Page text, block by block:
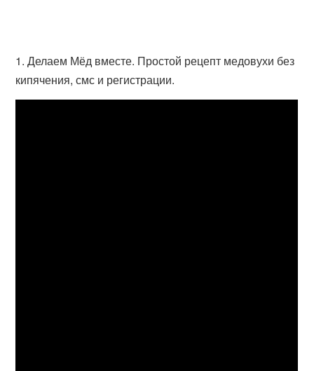
1. Делаем Мёд вместе. Простой рецепт медовухи без
кипячения, смс и регистрации.